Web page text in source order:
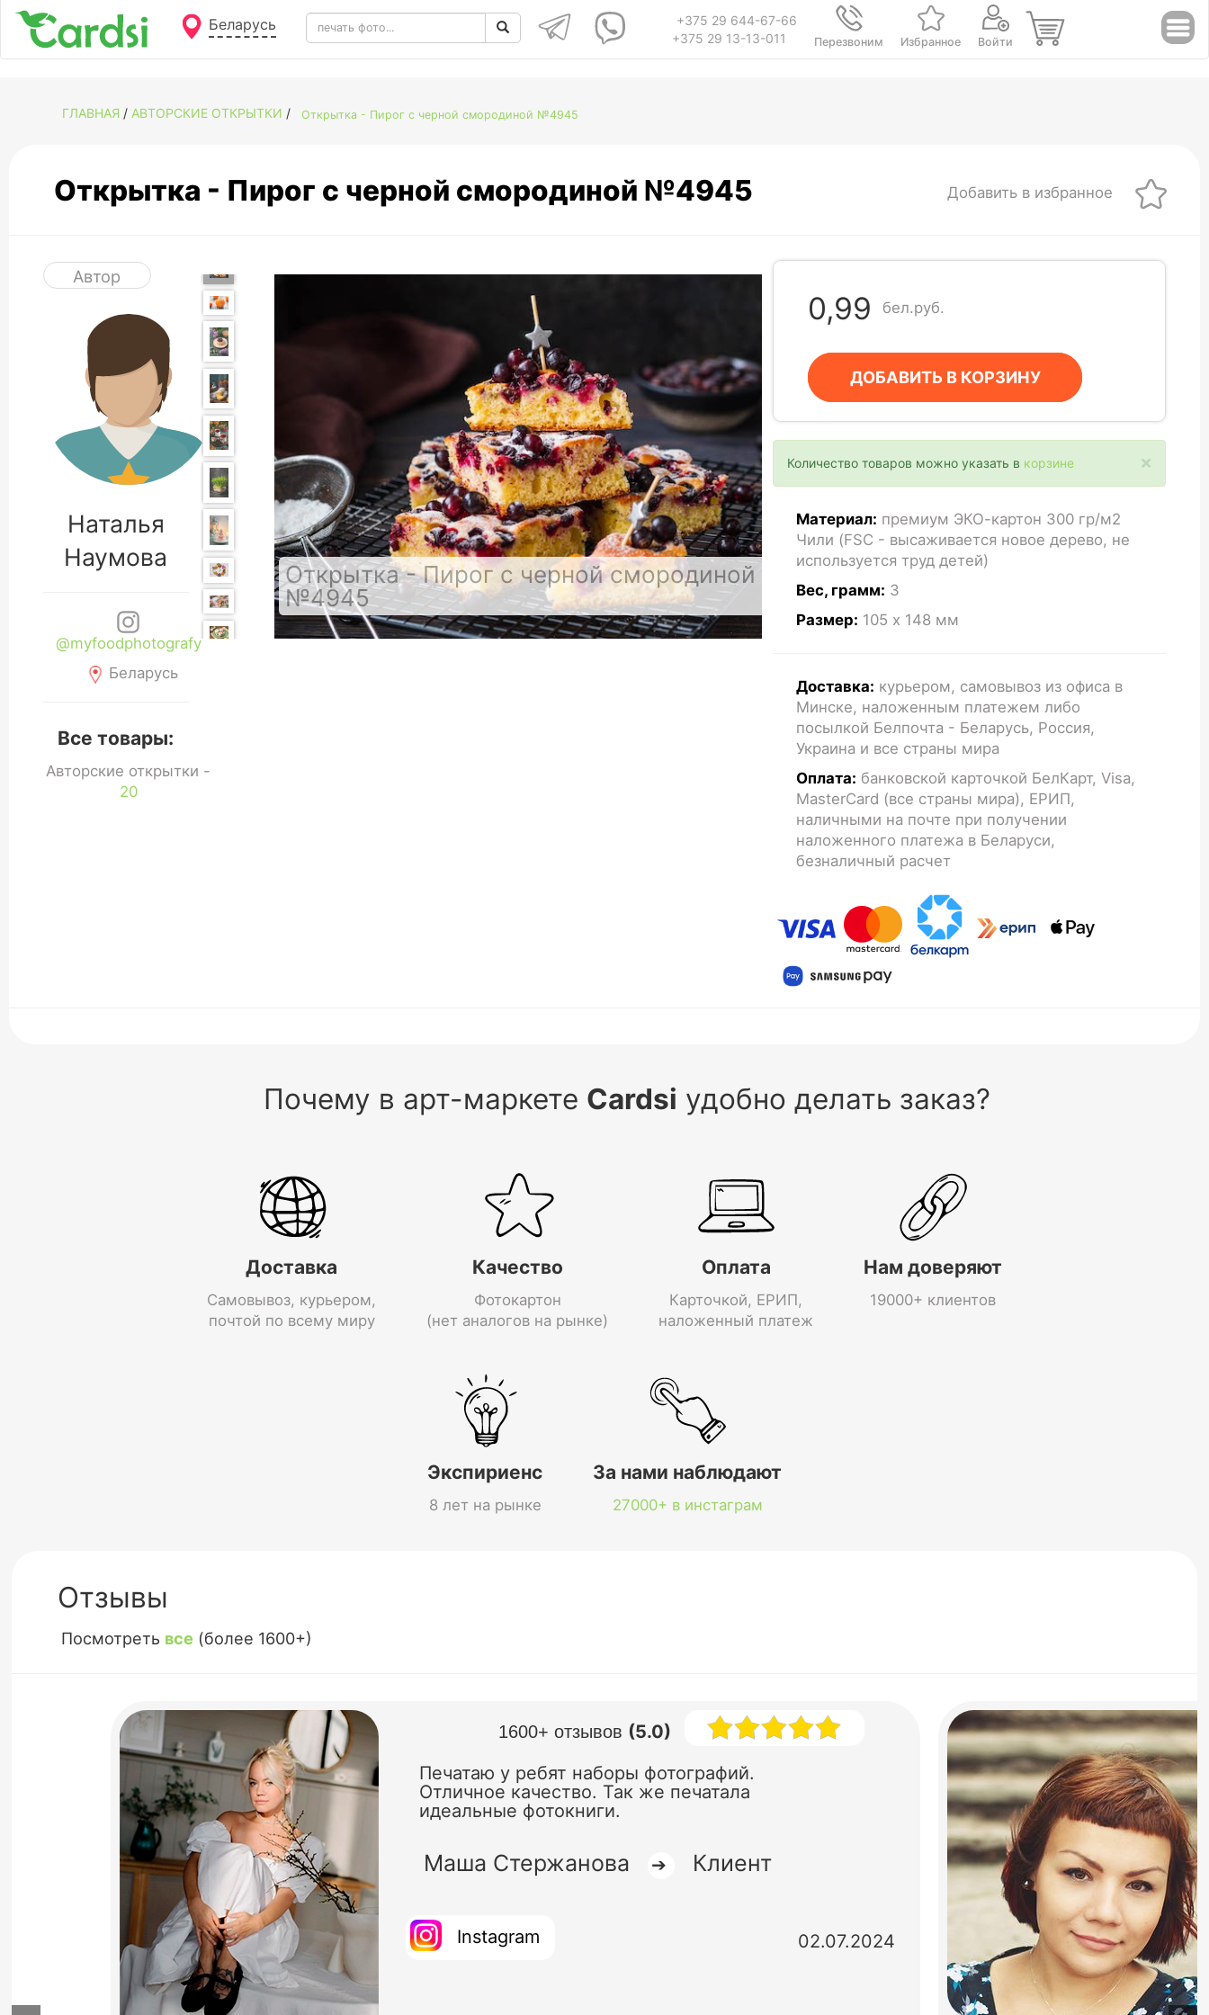
Беларусь
+375 29 644-67-66
+375 29 13-13-011
Перезвоним Избранное Войти
ГЛАВНАЯ / АВТОРСКИЕ ОТКРЫТКИ / Открытка - Пирог с черной смородиной №4945
Открытка - Пирог с черной смородиной №4945 Добавить в избранное
Автор
Наталья
Наумова
@myfoodphotografy
Беларусь
Все товары:
Авторские открытки -
20
Открытка - Пирог с черной смородиной
№4945
0,99 бел.руб.
ДОБАВИТЬ В КОРЗИНУ
×
Количество товаров можно указать в корзине
Материал: премиум ЭКО-картон 300 гр/м2
Чили (FSC - высаживается новое дерево, не
используется труд детей)
Вес, грамм: 3
Размер: 105 x 148 мм
Доставка: курьером, самовывоз из офиса в
Минске, наложенным платежем либо
посылкой Белпочта - Беларусь, Россия,
Украина и все страны мира
Оплата: банковской карточкой БелКарт, Visa,
MasterCard (все страны мира), ЕРИП,
наличными на почте при получении
наложенного платежа в Беларуси,
безналичный расчет
Почему в арт-маркете Cardsi удобно делать заказ?
Доставка
Самовывоз, курьером,
почтой по всему миру
Качество
Фотокартон
(нет аналогов на рынке)
Оплата
Карточкой, ЕРИП,
наложенный платеж
Нам доверяют
19000+ клиентов
Экспириенс
8 лет на рынке
За нами наблюдают
27000+ в инстаграм
Отзывы
Посмотреть все (более 1600+)
1600+ отзывов (5.0)
Печатаю у ребят наборы фотографий.
Отличное качество. Так же печатала
идеальные фотокниги.
Маша Стержанова ➔ Клиент
Instagram 02.07.2024